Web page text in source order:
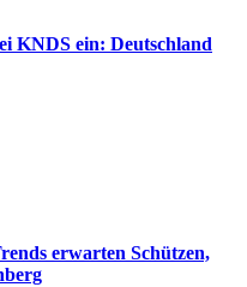
KNDS ein: Deutschland
erwarten Schützen,